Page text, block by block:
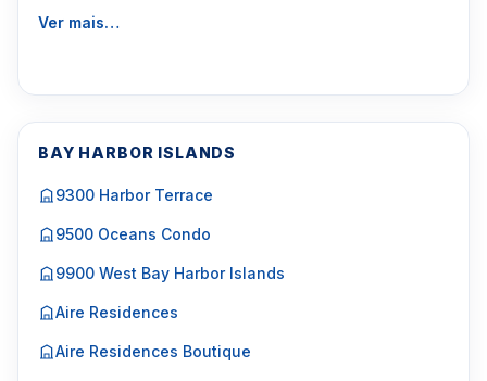
Ver mais…
BAY HARBOR ISLANDS
9300 Harbor Terrace
9500 Oceans Condo
9900 West Bay Harbor Islands
Aire Residences
Aire Residences Boutique